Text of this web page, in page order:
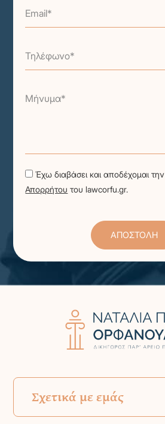
Email*
Τηλέφωνο*
Μήνυμα*
Έχω διαβάσει και αποδέχομαι την
Απορρήτου του lawcorfu.gr.
Σχετικά με εμάς